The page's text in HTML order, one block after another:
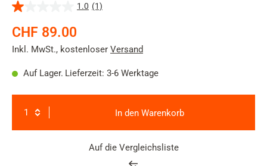
1.0 (1)
1.0
5
1
CHF 89.00
Inkl. MwSt., kostenloser Versand
Auf Lager. Lieferzeit: 3-6 Werktage
In den Warenkorb
Auf die Vergleichsliste